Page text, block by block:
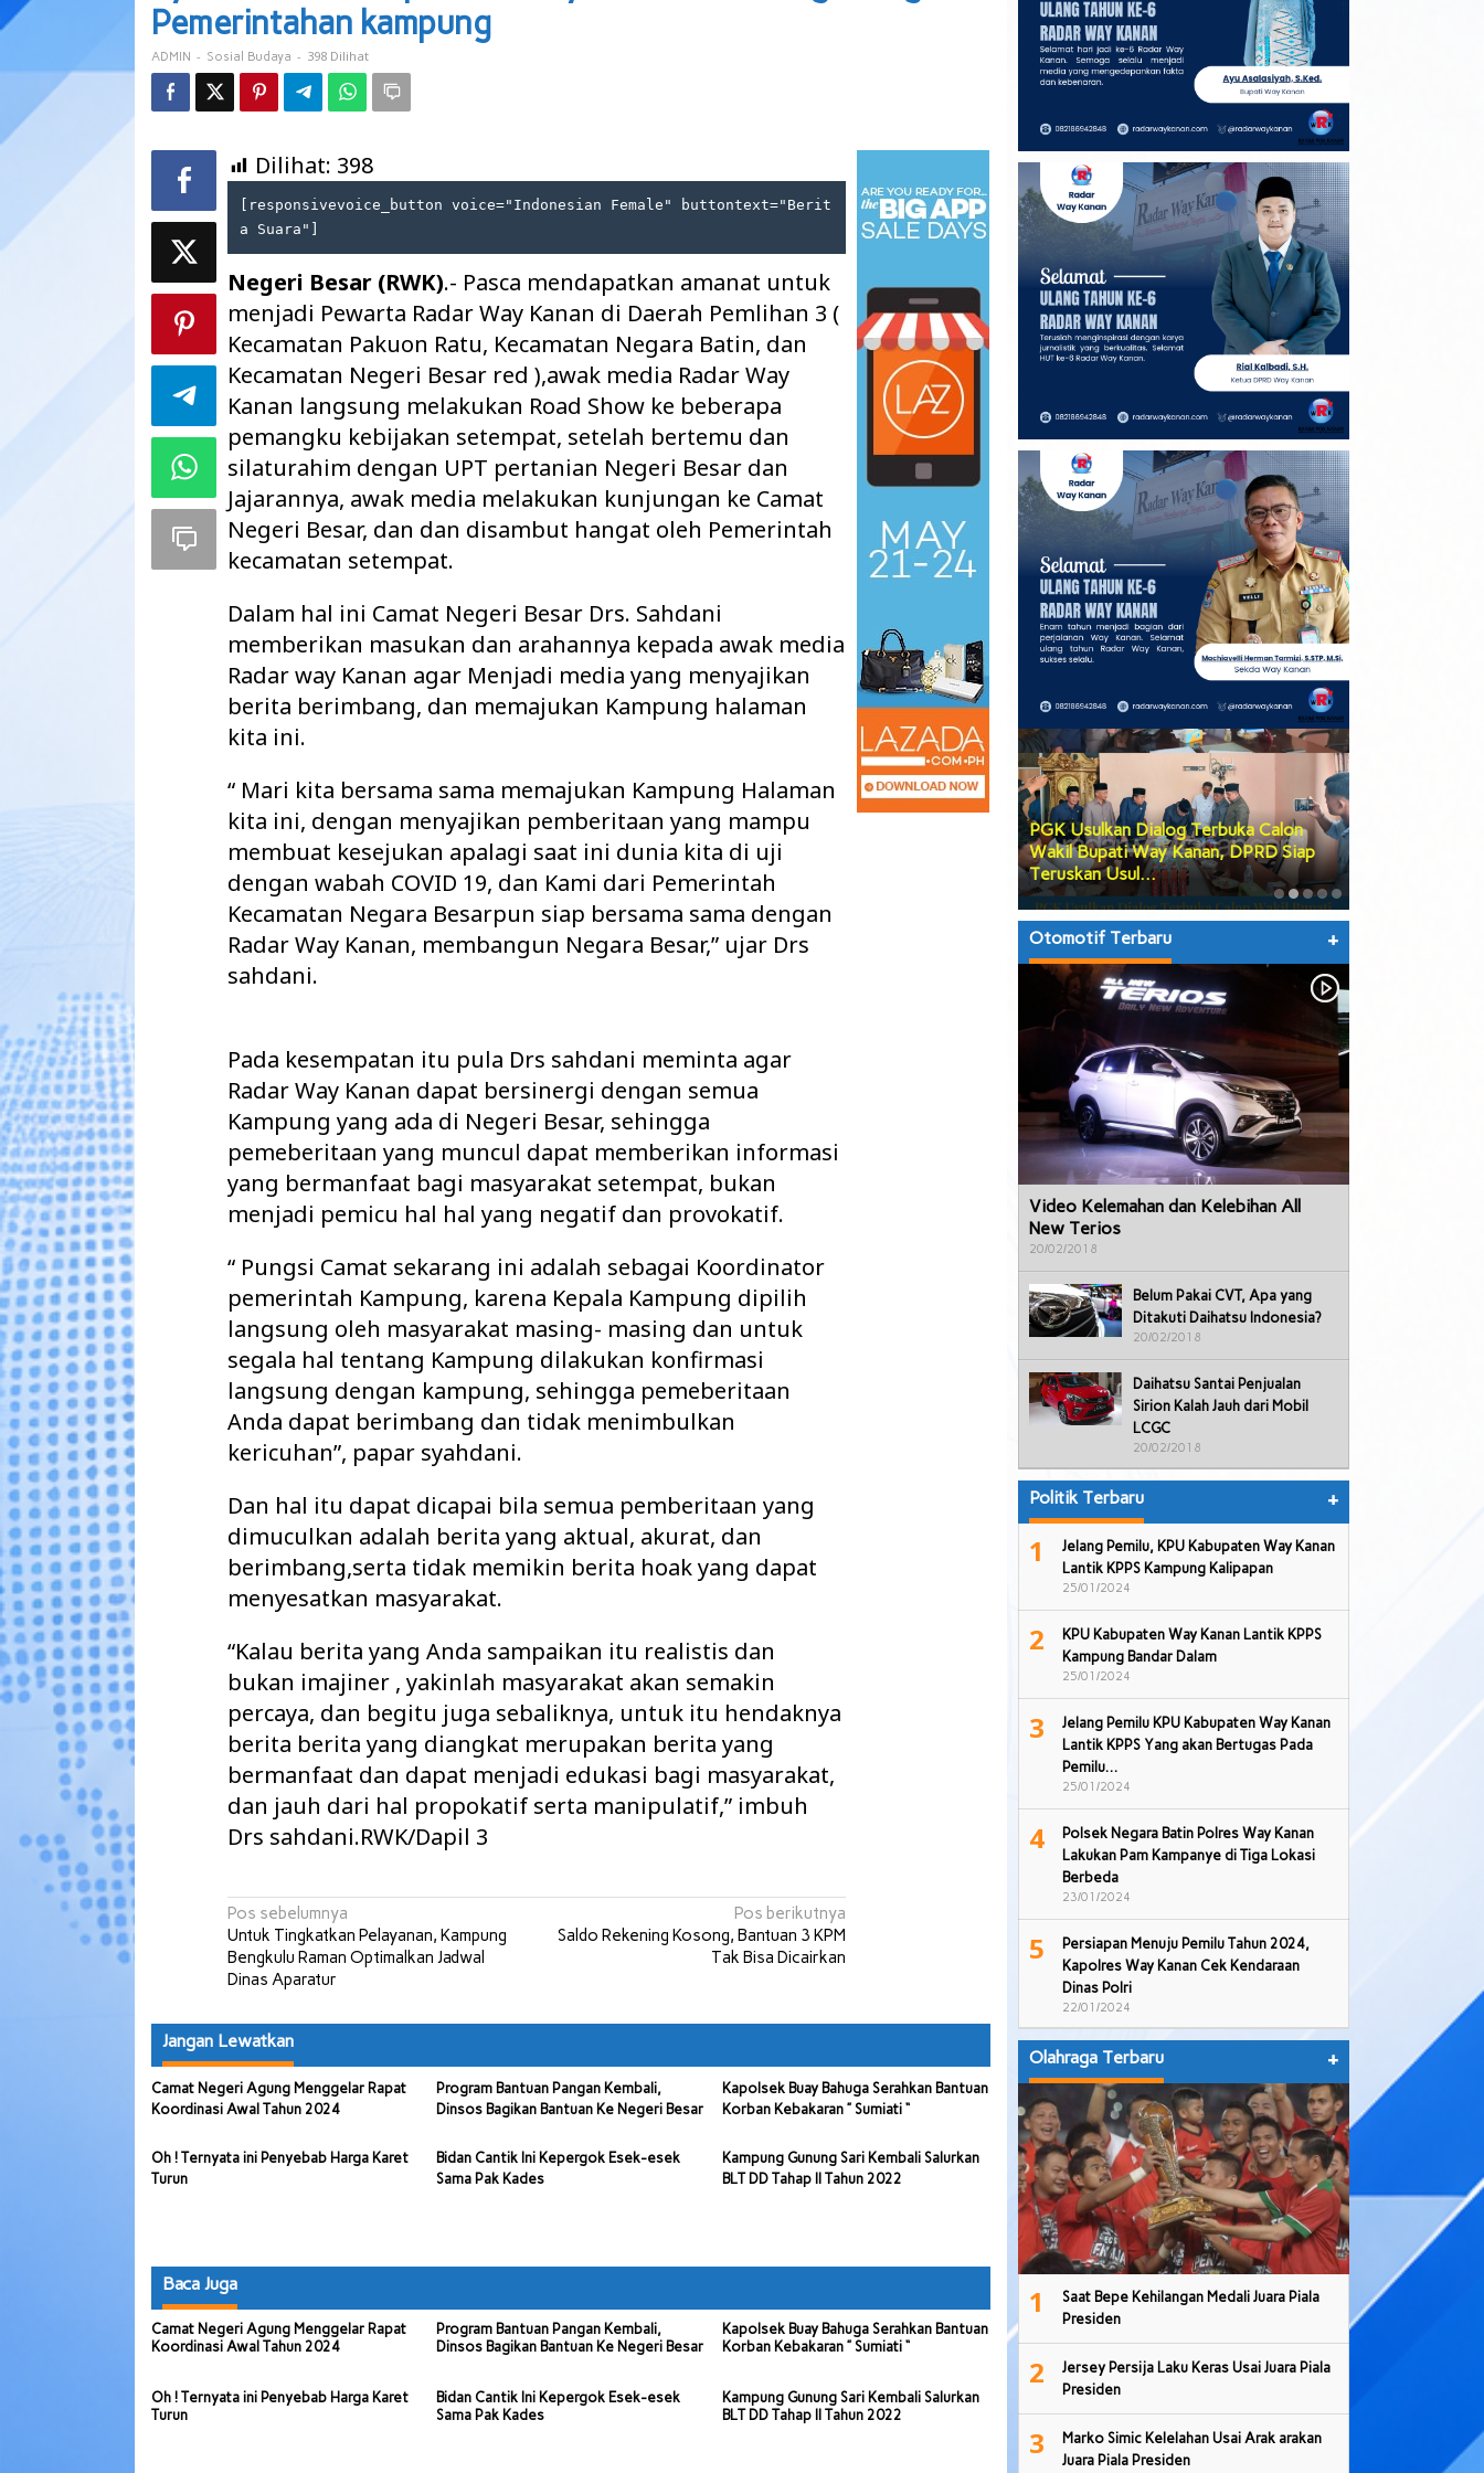
Dengan
Pemerintahan
kampung
Pemerintahan kampung
ADMIN - Sosial Budaya - 398 Dilihat
Dilihat: 398
[responsivevoice_button voice="Indonesian Female" buttontext="Berit
a Suara"]
Negeri Besar (RWK).- Pasca mendapatkan amanat untuk
menjadi Pewarta Radar Way Kanan di Daerah Pemlihan 3 (
Kecamatan Pakuon Ratu, Kecamatan Negara Batin, dan
Kecamatan Negeri Besar red ),awak media Radar Way
Kanan langsung melakukan Road Show ke beberapa
pemangku kebijakan setempat, setelah bertemu dan
silaturahim dengan UPT pertanian Negeri Besar dan
Jajarannya, awak media melakukan kunjungan ke Camat
Negeri Besar, dan dan disambut hangat oleh Pemerintah
kecamatan setempat.
Dalam hal ini Camat Negeri Besar Drs. Sahdani
memberikan masukan dan arahannya kepada awak media
Radar way Kanan agar Menjadi media yang menyajikan
berita berimbang, dan memajukan Kampung halaman
kita ini.
“ Mari kita bersama sama memajukan Kampung Halaman
kita ini, dengan menyajikan pemberitaan yang mampu
membuat kesejukan apalagi saat ini dunia kita di uji
dengan wabah COVID 19, dan Kami dari Pemerintah
Kecamatan Negara Besarpun siap bersama sama dengan
Radar Way Kanan, membangun Negara Besar,” ujar Drs
sahdani.
Pada kesempatan itu pula Drs sahdani meminta agar
Radar Way Kanan dapat bersinergi dengan semua
Kampung yang ada di Negeri Besar, sehingga
pemeberitaan yang muncul dapat memberikan informasi
yang bermanfaat bagi masyarakat setempat, bukan
menjadi pemicu hal hal yang negatif dan provokatif.
“ Pungsi Camat sekarang ini adalah sebagai Koordinator
pemerintah Kampung, karena Kepala Kampung dipilih
langsung oleh masyarakat masing- masing dan untuk
segala hal tentang Kampung dilakukan konfirmasi
langsung dengan kampung, sehingga pemeberitaan
Anda dapat berimbang dan tidak menimbulkan
kericuhan”, papar syahdani.
Dan hal itu dapat dicapai bila semua pemberitaan yang
dimuculkan adalah berita yang aktual, akurat, dan
berimbang,serta tidak memikin berita hoak yang dapat
menyesatkan masyarakat.
“Kalau berita yang Anda sampaikan itu realistis dan
bukan imajiner , yakinlah masyarakat akan semakin
percaya, dan begitu juga sebaliknya, untuk itu hendaknya
berita berita yang diangkat merupakan berita yang
bermanfaat dan dapat menjadi edukasi bagi masyarakat,
dan jauh dari hal propokatif serta manipulatif,” imbuh
Drs sahdani.RWK/Dapil 3
Navigasi
pos
Pos sebelumnya
Untuk Tingkatkan Pelayanan, Kampung
Bengkulu Raman Optimalkan Jadwal
Dinas Aparatur
Pos berikutnya
Saldo Rekening Kosong, Bantuan 3 KPM
Tak Bisa Dicairkan
Jangan Lewatkan
Camat Negeri Agung Menggelar Rapat
Koordinasi Awal Tahun 2024
Program Bantuan Pangan Kembali,
Dinsos Bagikan Bantuan Ke Negeri Besar
Kapolsek Buay Bahuga Serahkan Bantuan
Korban Kebakaran ” Sumiati “
Oh ! Ternyata ini Penyebab Harga Karet
Turun
Bidan Cantik Ini Kepergok Esek-esek
Sama Pak Kades
Kampung Gunung Sari Kembali Salurkan
BLT DD Tahap II Tahun 2022
Baca Juga
Camat Negeri Agung Menggelar Rapat
Koordinasi Awal Tahun 2024
Program Bantuan Pangan Kembali,
Dinsos Bagikan Bantuan Ke Negeri Besar
Kapolsek Buay Bahuga Serahkan Bantuan
Korban Kebakaran ” Sumiati “
Oh ! Ternyata ini Penyebab Harga Karet
Turun
Bidan Cantik Ini Kepergok Esek-esek
Sama Pak Kades
Kampung Gunung Sari Kembali Salurkan
BLT DD Tahap II Tahun 2022
Maharatu Soroti Ruang Kelas Rusak
hingga Pustu Tak Layak, Minta Pemkab
Way Kanan…
Pisah Sambut Kapolres Way Kanan,
AKBP Didik Berpamitan, AKBP
Ramadhona Siap Lanj…
PGK Usulkan Dialog Terbuka Calon
Wakil Bupati Way Kanan, DPRD Siap
Teruskan Usul…
Otomotif Terbaru +
Video Kelemahan dan Kelebihan All
New Terios
20/02/2018
Belum Pakai CVT, Apa yang
Ditakuti Daihatsu Indonesia?
20/02/2018
Daihatsu Santai Penjualan
Sirion Kalah Jauh dari Mobil
LCGC
20/02/2018
Politik Terbaru +
1
Jelang Pemilu, KPU Kabupaten Way Kanan
Lantik KPPS Kampung Kalipapan
25/01/2024
2
KPU Kabupaten Way Kanan Lantik KPPS
Kampung Bandar Dalam
25/01/2024
3
Jelang Pemilu KPU Kabupaten Way Kanan
Lantik KPPS Yang akan Bertugas Pada
Pemilu…
25/01/2024
4
Polsek Negara Batin Polres Way Kanan
Lakukan Pam Kampanye di Tiga Lokasi
Berbeda
23/01/2024
5
Persiapan Menuju Pemilu Tahun 2024,
Kapolres Way Kanan Cek Kendaraan
Dinas Polri
22/01/2024
Olahraga Terbaru +
1
Saat Bepe Kehilangan Medali Juara Piala
Presiden
2
Jersey Persija Laku Keras Usai Juara Piala
Presiden
3
Marko Simic Kelelahan Usai Arak arakan
Juara Piala Presiden